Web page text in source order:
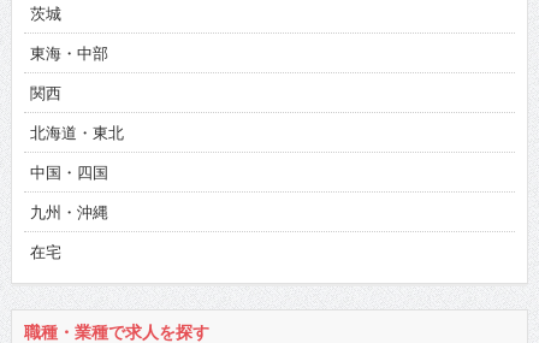
茨城
東海・中部
関西
北海道・東北
中国・四国
九州・沖縄
在宅
職種・業種で求人を探す